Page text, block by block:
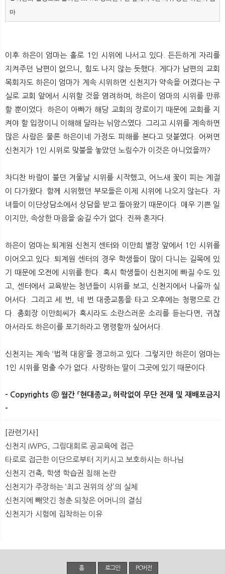
마
이후 하은이 엄마는 홀로 1인 시위에 나서고 있다. 든든하게 자리를
지켜주던 남편이 없으니, 힘도 나지 않는 듯했다. 게다가 남편의 교회
목회자도 하은이 엄마가 계속 시위하면 신천지가 약속을 어겼다는 구
실로 교회 앞에서 시위할 것을 염려하며, 하은이 엄마의 시위를 만류
할 뿐이었다. 하은이 아빠가 해당 교회의 장로이기 때문에 교회를 지
켜야 할 입장이니 이해해 달라는 뉘앙스였다. 그리고 시위를 계속하면
많은 사람은 물론 하은이네 가정도 피해를 본다고 덧붙였다. 어쩌면
신천지가 1인 시위로 맞불을 놓았던 노림수가 이것은 아니었을까?
차디찬 바람이 불던 겨울날 시위를 시작했고, 어느새 꽃이 피는 계절
이 다가왔다. 함께 시위했던 부모들은 이제 시위에 나오지 않는다. 자
녀들이 이단상담소에서 상담을 받고 돌아왔기 때문이다. 매우 기쁜 일
이지만, 속상한 마음을 숨길 수가 없다. 진짜 혼자다.
하은이 엄마는 퇴계원 신천지 센터와 이만희 별장 앞에서 1인 시위를
이어오고 있다. 퇴계원 센터의 경우 학생들이 많이 다니는 길목에 있
기 때문에 오전에 시위를 한다. 혹시 학생들이 신천지에 빠질 수도 있
고, 센터에서 교육받는 청년들이 시위를 보고, 신천지에서 나올까 싶
어서다. 그리고 세 번, 네 번 대중교통을 타고 오후에는 청평으로 간
다. 총회장 이만희씨가 혹시라도 소란스러운 소리를 듣는다면, 귀찮
아서라도 하은이를 포기하라고 명령할까 싶어서다.
신천지는 계속 ‘법적 대응’을 경고하고 있다. 그렇지만 하은이 엄마는
1인 시위를 멈출 수가 없다. 사랑하는 딸이 그곳에 있기 때문이다.
- Copyrights ⓒ 월간 「현대종교」 허락없이 무단 전재 및 재배포금지
-​ ​
[관련기사]
신천지 IWPG, 그림대회로 공교육에 접근
타로로 접근한 이단으로부터 지키시고 보호하시는 하나님
신천지 건축, 학생 학습권 침해 논란
신천지가 주장하는 ‘최고 권위의 상’의 실체
신천지에 빼앗긴 청춘 되찾은 어머니의 결심
신천지가 시험에 집착하는 이유
홈 로그인 PC버전